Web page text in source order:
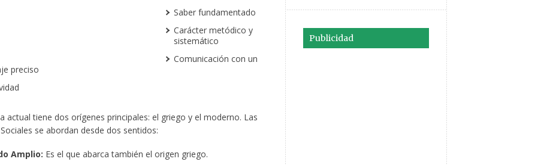
Saber fundamentado
Carácter metódico y
sistemático
Comunicación con un
preciso
actual tiene dos orígenes principales: el griego y el moderno. Las
se abordan desde dos sentidos:
Amplio: Es el que abarca también el origen griego.
Publicidad